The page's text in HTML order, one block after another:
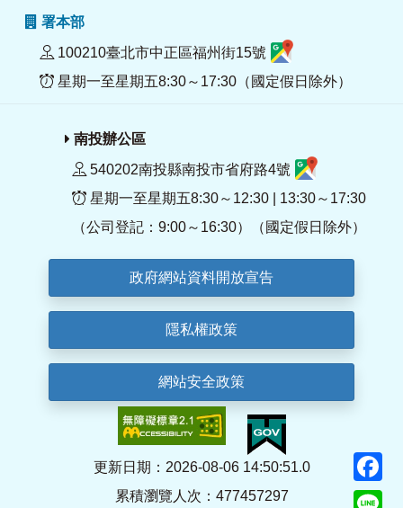
署本部
100210臺北市中正區福州街15號
星期一至星期五8:30～17:30（國定假日除外）
南投辦公區
540202南投縣南投市省府路4號
星期一至星期五8:30～12:30 | 13:30～17:30
（公司登記：9:00～16:30）（國定假日除外）
政府網站資料開放宣告
隱私權政策
網站安全政策
更新日期：2026-08-06 14:50:51.0
累積瀏覽人次：477457297